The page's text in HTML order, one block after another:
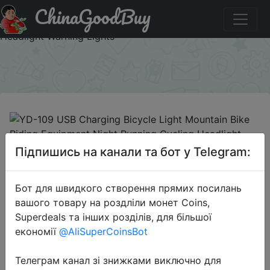
Придбати по знижці YD-109 USB Charging Bicycle Light
Mountain Bike Riding Equipment Night Running Cycling
Headlight Warning Lights
ChinaGoodBuy
2020-05-29
YD-109 USB Charging Bicycle Light
Mountain Bike Riding Equipment
Night Running Cycling Headlight
Warning Lights
$8.99
Підпишись на канали та бот у Telegram:
Бот для швидкого створення прямих посилань
вашого товару на роздліли монет Coins,
Superdeals та інших розділів, для більшої
економії @AliSuperCoinsBot
Телеграм канал зі знижками виключно для